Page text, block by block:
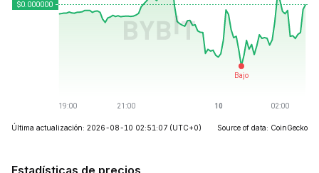
Última actualización: 2026-08-10 02:51:07 (UTC+0) Source of data: CoinGecko
Estadísticas de precios